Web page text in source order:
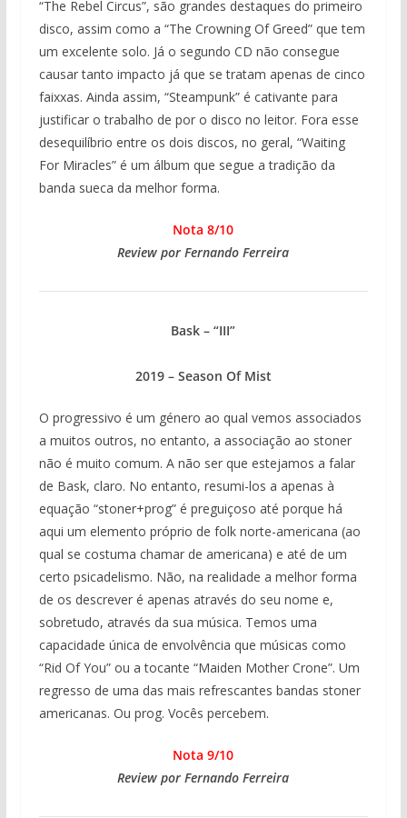
“The Rebel Circus”, são grandes destaques do primeiro
disco, assim como a “The Crowning Of Greed” que tem
um excelente solo. Já o segundo CD não consegue
causar tanto impacto já que se tratam apenas de cinco
faixxas. Ainda assim, “Steampunk” é cativante para
justificar o trabalho de por o disco no leitor. Fora esse
desequilíbrio entre os dois discos, no geral, “Waiting
For Miracles” é um álbum que segue a tradição da
banda sueca da melhor forma.
Nota 8/10
Review por Fernando Ferreira
Bask – “III”
2019 – Season Of Mist
O progressivo é um género ao qual vemos associados
a muitos outros, no entanto, a associação ao stoner
não é muito comum. A não ser que estejamos a falar
de Bask, claro. No entanto, resumi-los a apenas à
equação “stoner+prog” é preguiçoso até porque há
aqui um elemento próprio de folk norte-americana (ao
qual se costuma chamar de americana) e até de um
certo psicadelismo. Não, na realidade a melhor forma
de os descrever é apenas através do seu nome e,
sobretudo, através da sua música. Temos uma
capacidade única de envolvência que músicas como
“Rid Of You” ou a tocante “Maiden Mother Crone”. Um
regresso de uma das mais refrescantes bandas stoner
americanas. Ou prog. Vocês percebem.
Nota 9/10
Review por Fernando Ferreira